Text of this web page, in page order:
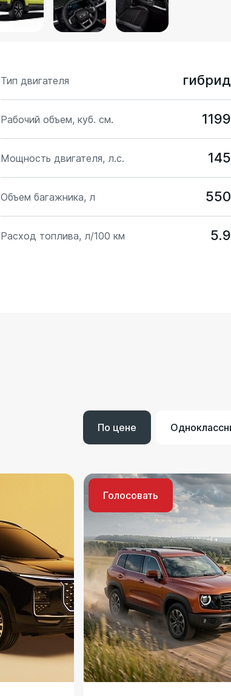
Тип двигателя гибрид
Рабочий объем, куб. см. 1199
Мощность двигателя, л.с. 145
Объем багажника, л 550
Расход топлива, л/100 км 5.9
По цене
Голосовать